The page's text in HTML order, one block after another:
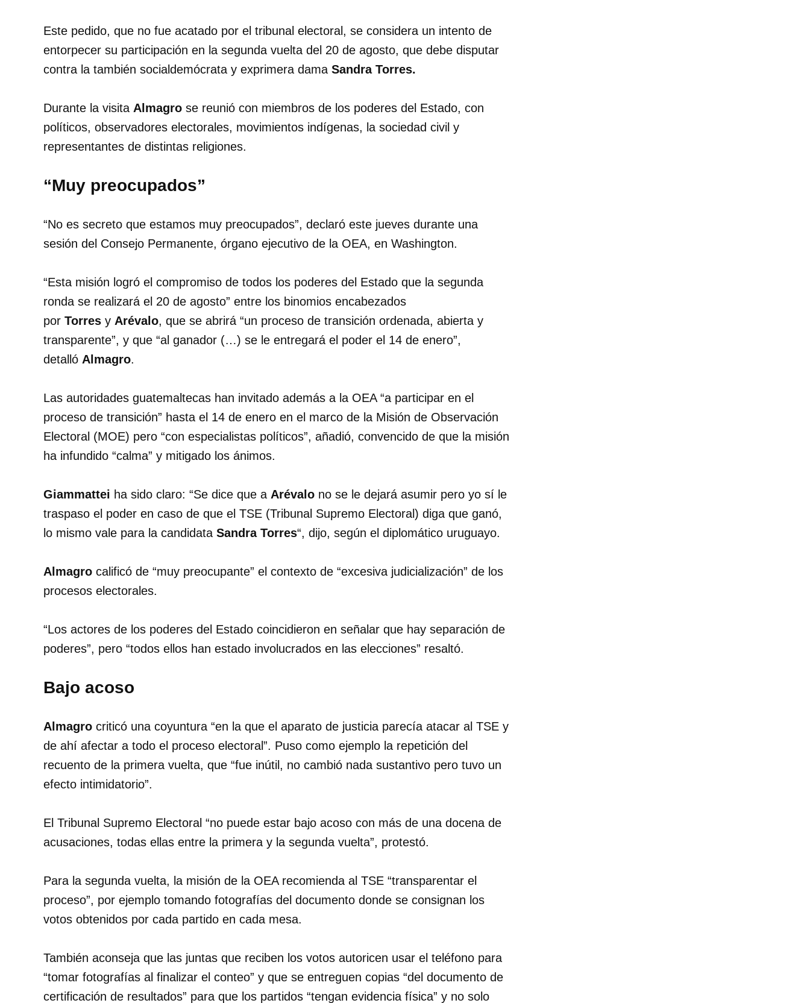
Este pedido, que no fue acatado por el tribunal electoral, se considera un intento de
entorpecer su participación en la segunda vuelta del 20 de agosto, que debe disputar
contra la también socialdemócrata y exprimera dama Sandra Torres.
Durante la visita Almagro se reunió con miembros de los poderes del Estado, con
políticos, observadores electorales, movimientos indígenas, la sociedad civil y
representantes de distintas religiones.
“Muy preocupados”
“No es secreto que estamos muy preocupados”, declaró este jueves durante una
sesión del Consejo Permanente, órgano ejecutivo de la OEA, en Washington.
“Esta misión logró el compromiso de todos los poderes del Estado que la segunda
ronda se realizará el 20 de agosto” entre los binomios encabezados
por Torres y Arévalo, que se abrirá “un proceso de transición ordenada, abierta y
transparente”, y que “al ganador (…) se le entregará el poder el 14 de enero”,
detalló Almagro.
Las autoridades guatemaltecas han invitado además a la OEA “a participar en el
proceso de transición” hasta el 14 de enero en el marco de la Misión de Observación
Electoral (MOE) pero “con especialistas políticos”, añadió, convencido de que la misión
ha infundido “calma” y mitigado los ánimos.
Giammattei ha sido claro: “Se dice que a Arévalo no se le dejará asumir pero yo sí le
traspaso el poder en caso de que el TSE (Tribunal Supremo Electoral) diga que ganó,
lo mismo vale para la candidata Sandra Torres“, dijo, según el diplomático uruguayo.
Almagro calificó de “muy preocupante” el contexto de “excesiva judicialización” de los
procesos electorales.
“Los actores de los poderes del Estado coincidieron en señalar que hay separación de
poderes”, pero “todos ellos han estado involucrados en las elecciones” resaltó.
Bajo acoso
Almagro criticó una coyuntura “en la que el aparato de justicia parecía atacar al TSE y
de ahí afectar a todo el proceso electoral”. Puso como ejemplo la repetición del
recuento de la primera vuelta, que “fue inútil, no cambió nada sustantivo pero tuvo un
efecto intimidatorio”.
El Tribunal Supremo Electoral “no puede estar bajo acoso con más de una docena de
acusaciones, todas ellas entre la primera y la segunda vuelta”, protestó.
Para la segunda vuelta, la misión de la OEA recomienda al TSE “transparentar el
proceso”, por ejemplo tomando fotografías del documento donde se consignan los
votos obtenidos por cada partido en cada mesa.
También aconseja que las juntas que reciben los votos autoricen usar el teléfono para
“tomar fotografías al finalizar el conteo” y que se entreguen copias “del documento de
certificación de resultados” para que los partidos “tengan evidencia física” y no solo